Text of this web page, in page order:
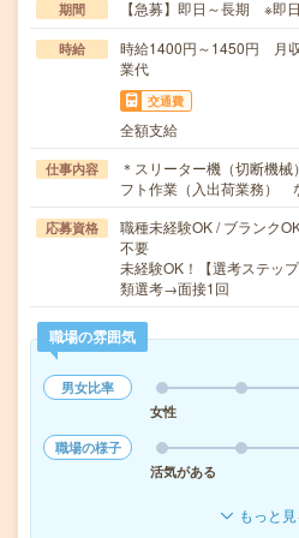
期間 【急募】即日～長期 ※即
時給
時給1400円～1450円 月
業代
交通費
全額支給
仕事内容
＊スリーター機（切断機
フト作業（入出荷業務）
応募資格
職種未経験OK / ブランク
不要
未経験OK！【選考ステッ
類選考→面接1回
職場の雰囲気
男女比率
女性
職場の様子
活気がある
もっと